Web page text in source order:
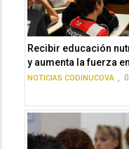
Recibir educación
y aumenta la fuerza
NOTICIAS CODINUCOVA